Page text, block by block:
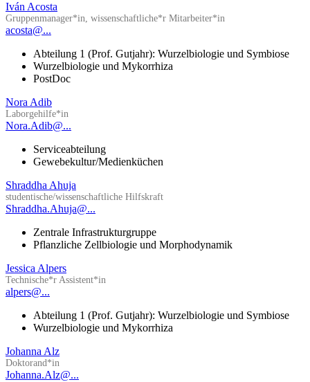
Iván Acosta
Gruppenmanager*in, wissenschaftliche*r Mitarbeiter*in
acosta@...
Abteilung 1 (Prof. Gutjahr): Wurzelbiologie und Symbiose
Wurzelbiologie und Mykorrhiza
PostDoc
Nora Adib
Laborgehilfe*in
Nora.Adib@...
Serviceabteilung
Gewebekultur/Medienküchen
Shraddha Ahuja
studentische/wissenschaftliche Hilfskraft
Shraddha.Ahuja@...
Zentrale Infrastrukturgruppe
Pflanzliche Zellbiologie und Morphodynamik
Jessica Alpers
Technische*r Assistent*in
alpers@...
Abteilung 1 (Prof. Gutjahr): Wurzelbiologie und Symbiose
Wurzelbiologie und Mykorrhiza
Johanna Alz
Doktorand*in
Johanna.Alz@...